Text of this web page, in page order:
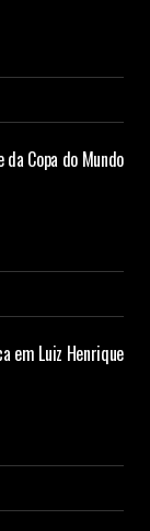
Copa do Mundo
em Luiz Henrique